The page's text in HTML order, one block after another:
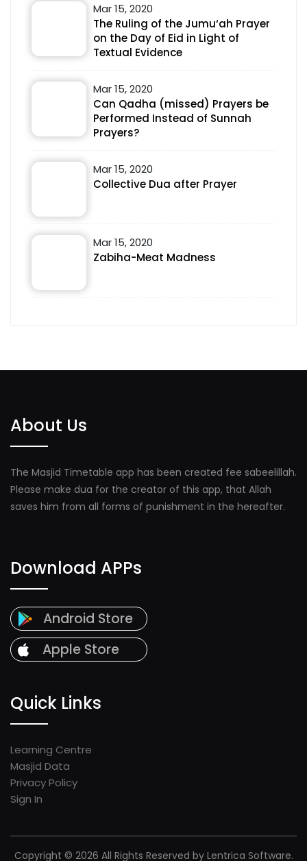
Mar 15, 2020
The Ruling of the Jumu‘ah Prayer
on the Day of Eid in Light of
Textual Evidence
Mar 15, 2020
Can Qadha (missed) Prayers be
Performed Instead of Sunnah
Prayers?
Mar 15, 2020
Collective Dua after Prayer
Mar 15, 2020
Zabiha-Meat Madness
About Us
The Masjid Timetable app has been created fee sabeelillah.
Please make dua for the creator of this app, that Allah
saves him from all forms of punishment in the hereafter.
Download APPs
Android Store
Apple Store
Quick Links
Learning Centre
Masjid Data
Privacy Policy
Sign In
Copyright © 2026 All Rights Reserved by Lentrica Software.